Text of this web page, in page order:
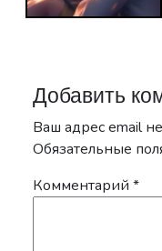
Добавить
Ваш адрес email
Обязательные
Комментарий *